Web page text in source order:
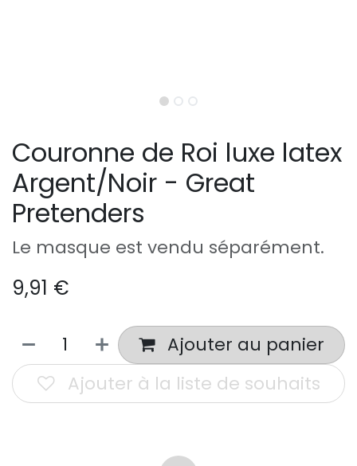
Couronne de Roi luxe latex
Argent/Noir - Great
Pretenders
Le masque est vendu séparément.
9,91 €
Ajouter au panier
Ajouter à la liste de souhaits